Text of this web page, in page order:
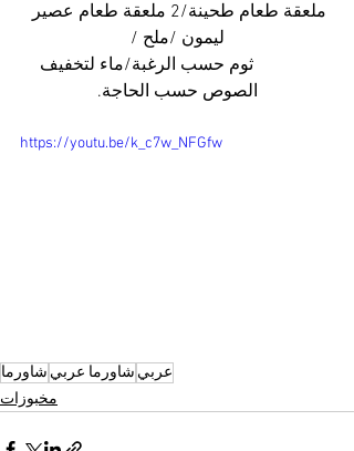
ملعقة طعام طحينة/2 ملعقة طعام عصير
ليمون /ملح /
ثوم حسب الرغبة/ماء لتخفيف
الصوص حسب الحاجة.
https://youtu.be/k_c7w_NFGfw
شاورما شاورما عربي عربي
مخبوزات